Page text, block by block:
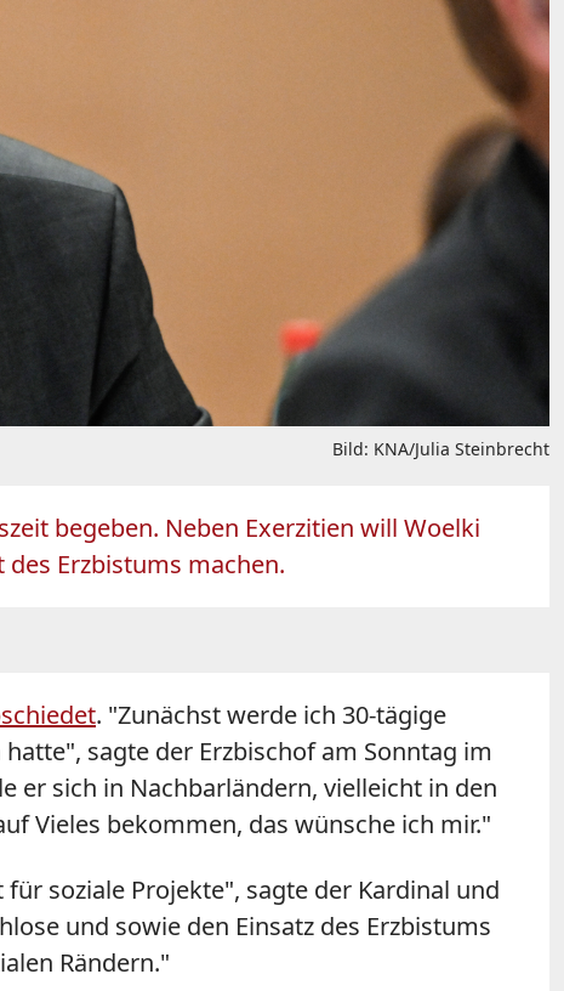
Bild: KNA/Julia Steinbrecht
begeben. Neben Exerzitien will Woelki
Erzbistums machen.
. "Zunächst werde ich 30-tägige
sagte der Erzbischof am Sonntag im
er sich in Nachbarländern, vielleicht in den
Vieles bekommen, das wünsche ich mir."
soziale Projekte", sagte der Kardinal und
und sowie den Einsatz des Erzbistums
Rändern."